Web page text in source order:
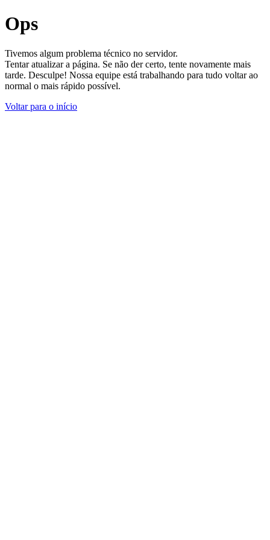
Ops
Tivemos algum problema técnico no servidor.
Tentar atualizar a página. Se não der certo, tente novamente mais
tarde. Desculpe! Nossa equipe está trabalhando para tudo voltar ao
normal o mais rápido possível.
Voltar para o início